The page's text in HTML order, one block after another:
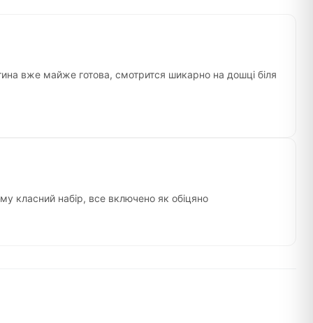
вже майже готова, смотрится шикарно на дошці біля
класний набір, все включено як обіцяно